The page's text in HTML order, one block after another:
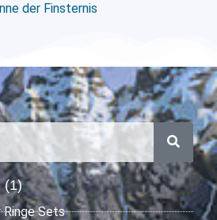
der Finsternis
(1)
Ringe Sets